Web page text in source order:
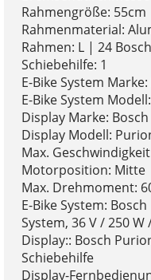
Rahmengröße: 55cm
Rahmenmaterial:
Rahmen: L | 24 Bosch
Schiebehilfe: 1
E-Bike System
E-Bike System
Display Marke: Bosch
Display Modell:
Max.
Motorposition: Mitte
Max. Drehmoment:
E-Bike System:
System, 36 V / 250 W
Display:: Bosch
Schiebehilfe
Display-